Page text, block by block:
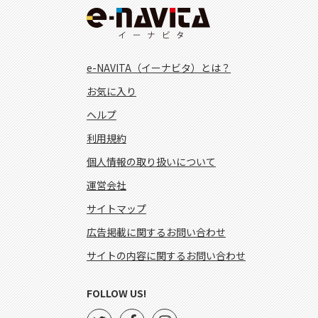
e-NAVITA（イーナビタ）とは？
お気に入り
ヘルプ
利用規約
個人情報の取り扱いについて
運営会社
サイトマップ
広告掲載に関するお問い合わせ
サイトの内容に関するお問い合わせ
FOLLOW US!